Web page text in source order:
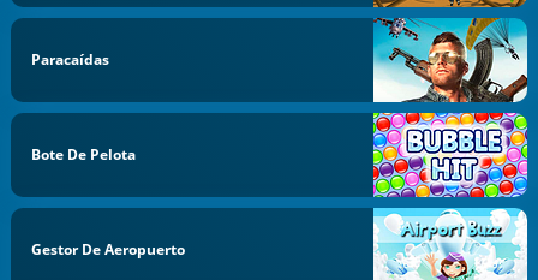
Paracaídas
Bote De Pelota
Gestor De Aeropuerto